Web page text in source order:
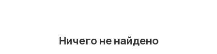
сигнализацииНичего не найдено